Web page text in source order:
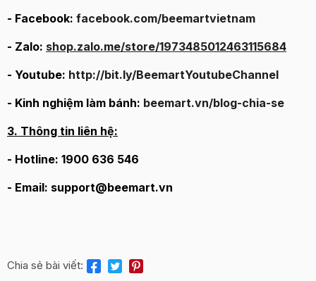
- Facebook: facebook.com/beemartvietnam
- Zalo: shop.zalo.me/store/1973485012463115684
- Youtube: http://bit.ly/BeemartYoutubeChannel
- Kinh nghiệm làm bánh: beemart.vn/blog-chia-se
3. Thông tin liên hệ:
- Hotline: 1900 636 546
- Email: support@beemart.vn
Chia sẻ bài viết: